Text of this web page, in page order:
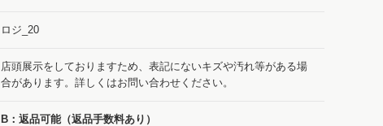
ロジ_20
店頭展示をしておりますため、表記にないキズや汚れ等がある場
合があります。詳しくはお問い合わせください。
B：返品可能（返品手数料あり）